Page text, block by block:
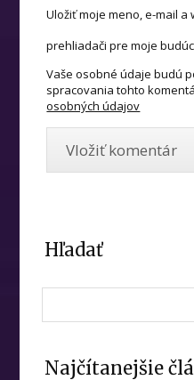
Uložiť moje meno, e-mail
prehliadači pre moje
Vaše osobné údaje budú
spracovania tohto
osobných údajov
Hľadať
Najčítanejšie